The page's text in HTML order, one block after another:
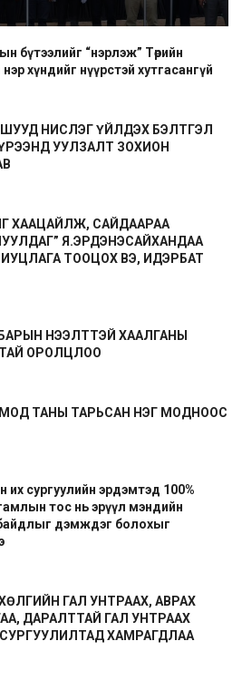
бүтээлийг “нэрлэж” Төрийн
хүндийг нүүрстэй хутгасангүй
ШУУД НИСЛЭГ ҮЙЛДЭХ БЭЛТГЭЛ
УУЛЗАЛТ ЗОХИОН
ХААЦАЙЛЖ, САЙДААРАА
Я.ЭРДЭНЭСАЙХАНДАА
ТООЦОХ ВЭ, ИДЭРБАТ
НЭЭЛТТЭЙ ХААЛГАНЫ
ОРОЛЦЛОО
ТАНЫ ТАРЬСАН НЭГ МОДНООС
их сургуулийн эрдэмтэд 100%
тос нь эрүүл мэндийн
дэмждэг болохыг
ГАЛ УНТРААХ, АВРАХ
ДАРАЛТТАЙ ГАЛ УНТРААХ
ХАМРАГДЛАА